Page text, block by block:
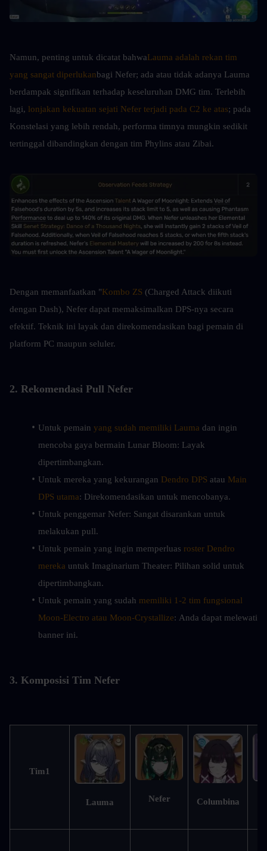
Namun, penting untuk dicatat bahwaLauma adalah rekan tim
yang sangat diperlukanbagi Nefer; ada atau tidak adanya Lauma
berdampak signifikan terhadap keseluruhan DMG tim. Terlebih
lagi, lonjakan kekuatan sejati Nefer terjadi pada C2 ke atas; pada
Konstelasi yang lebih rendah, performa timnya mungkin sedikit
tertinggal dibandingkan dengan tim Phylins atau Zibai.
Dengan memanfaatkan "Kombo ZS (Charged Attack diikuti
dengan Dash), Nefer dapat memaksimalkan DPS-nya secara
efektif. Teknik ini layak dan direkomendasikan bagi pemain di
platform PC maupun seluler.
2. Rekomendasi Pull Nefer
Untuk pemain yang sudah memiliki Lauma dan ingin
mencoba gaya bermain Lunar Bloom: Layak
dipertimbangkan.
Untuk mereka yang kekurangan Dendro DPS atau Main
DPS utama: Direkomendasikan untuk mencobanya.
Untuk penggemar Nefer: Sangat disarankan untuk
melakukan pull.
Untuk pemain yang ingin memperluas roster Dendro
mereka untuk Imaginarium Theater: Pilihan solid untuk
dipertimbangkan.
Untuk pemain yang sudah memiliki 1-2 tim fungsional
Moon-Electro atau Moon-Crystallize: Anda dapat melewati
banner ini.
3. Komposisi Tim Nefer
Tim1
Lauma Nefer Columbina